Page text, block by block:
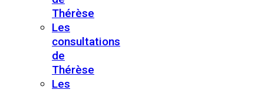
Thérèse
Les
consultations
de
Thérèse
Les